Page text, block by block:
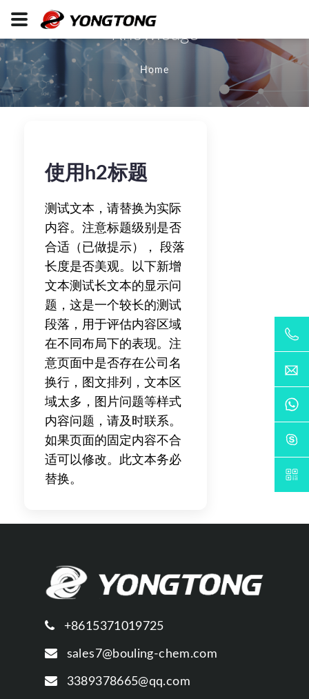
Knowledge
Home
使用h2标题
测试文本，请替换为实际
内容。注意标题级别是否
合适（已做提示）， 段落
长度是否美观。以下新增
文本测试长文本的显示问
题，这是一个较长的测试
段落，用于评估内容区域
在不同布局下的表现。注
意页面中是否存在公司名
换行，图文排列，文本区
域太多，图片问题等样式
内容问题，请及时联系。
如果页面的固定内容不合
适可以修改。此文本务必
替换。
+8615371019725
sales7@bouling-chem.com
3389378665@qq.com